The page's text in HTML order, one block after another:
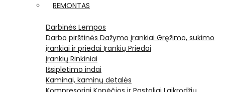
REMONTAS
Darbinės Lempos
Darbo pirštinės Dažymo Įrankiai Gręžimo, sukimo
įrankiai ir priedai Įrankių Priedai
Įrankių Rinkiniai
Išsiplėtimo indai
Kaminai, kaminų detalės